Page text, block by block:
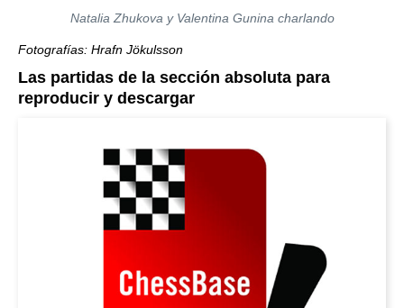
Natalia Zhukova y Valentina Gunina charlando
Fotografías: Hrafn Jökulsson
Las partidas de la sección absoluta para
reproducir y descargar